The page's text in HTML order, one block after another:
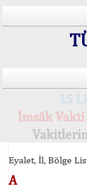
İmsâk Vakti
Eyalet, İl, Bölge
A